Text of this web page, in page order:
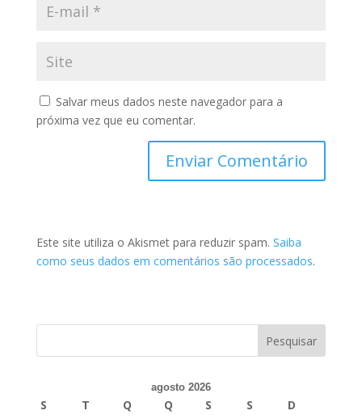
Salvar meus dados neste navegador para a
próxima vez que eu comentar.
Este site utiliza o Akismet para reduzir spam. Saiba
como seus dados em comentários são processados.
agosto 2026
S T Q Q S S
D